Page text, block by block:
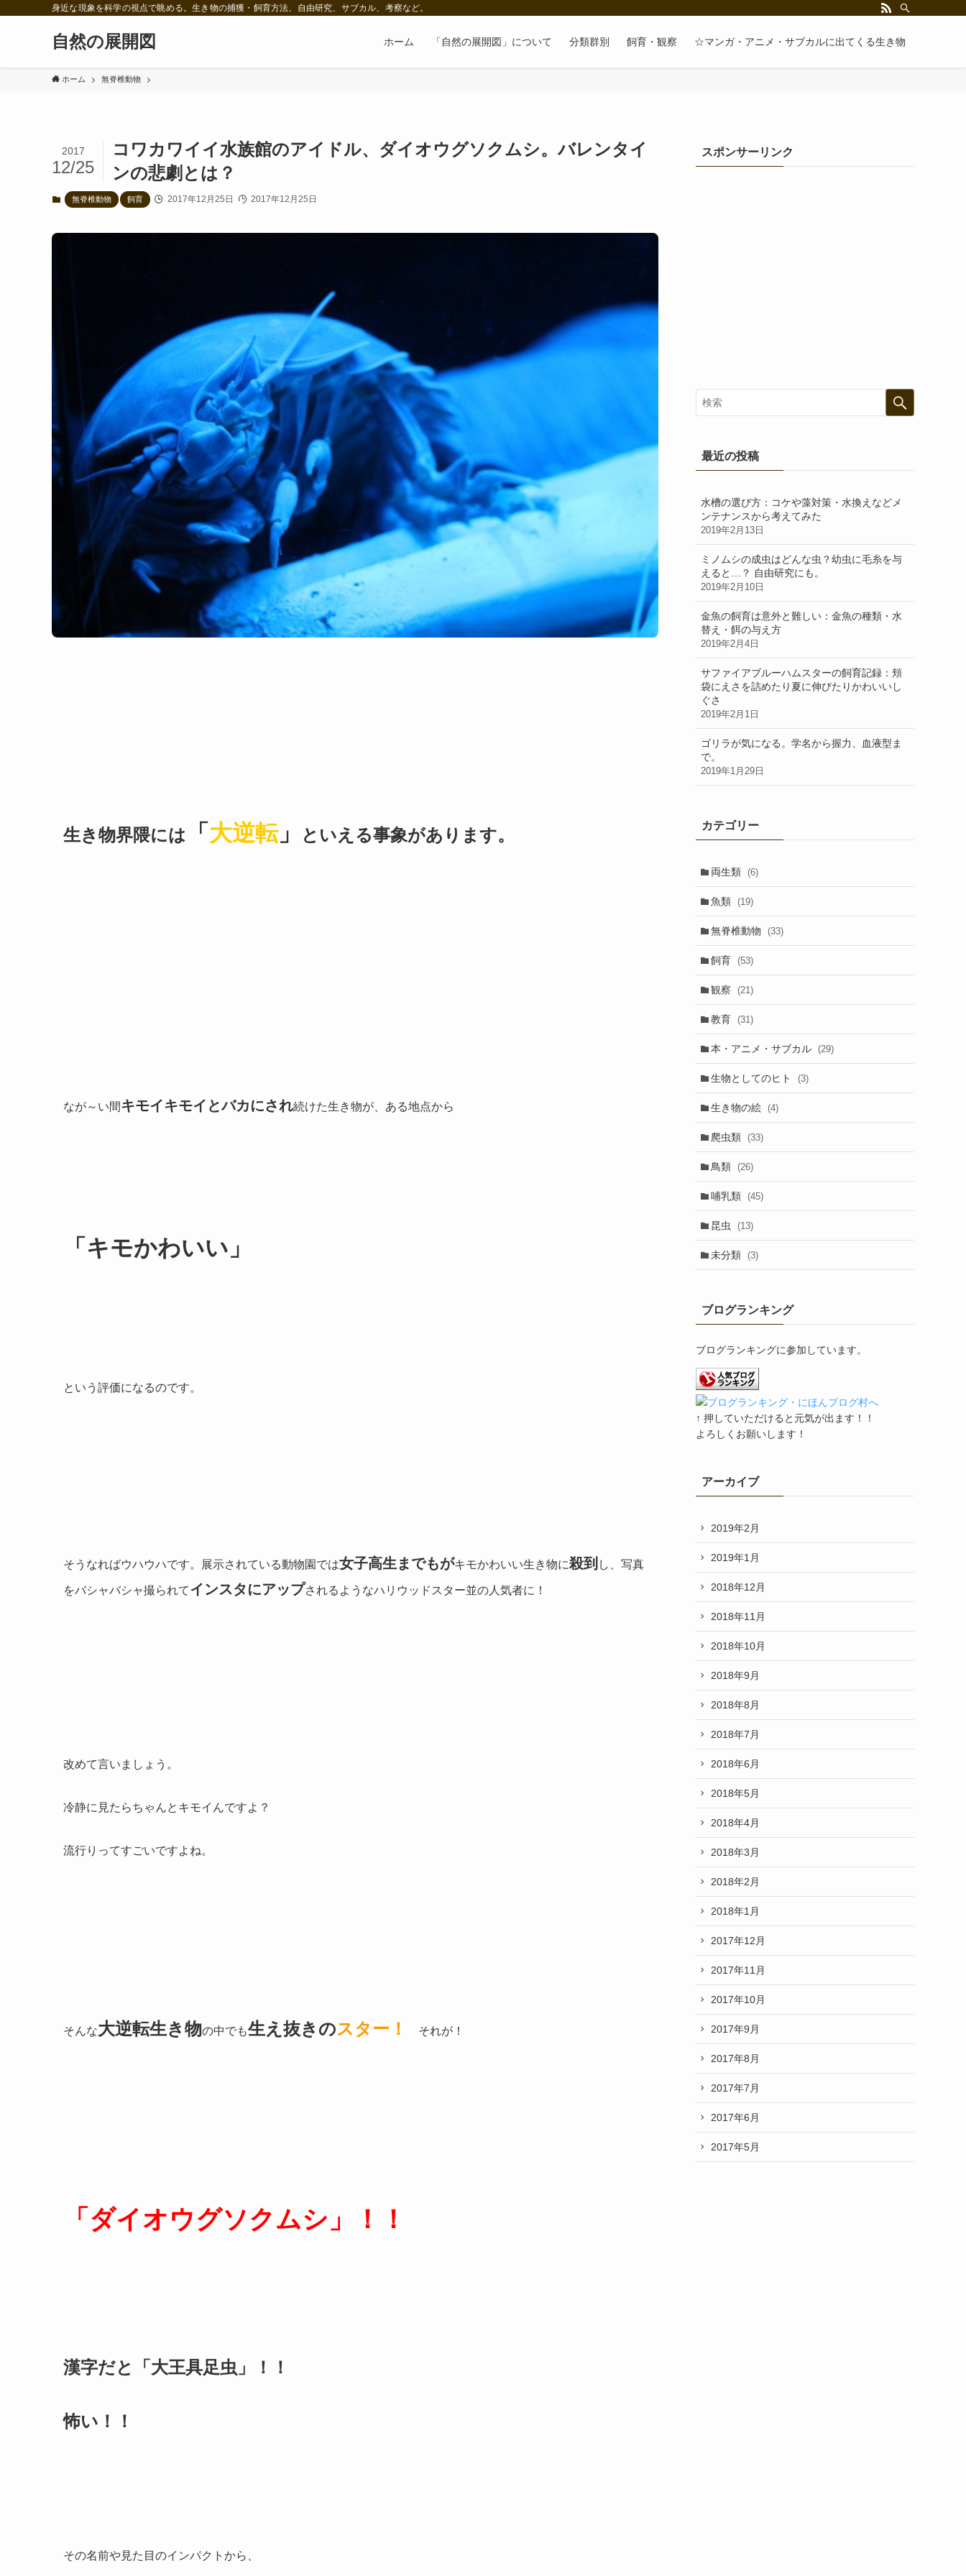
身近な現象を科学の視点で眺める。生き物の捕獲・飼育方法、自由研究、サブカル、考察など。
自然の展開図 ホーム 「自然の展開図」について 分類群別 飼育・観察 ☆マンガ・アニメ・サブカルに出てくる生き物
ホーム 無脊椎動物
コワカワイイ水族館のアイドル、ダイオウグソクムシ。バレンタイ
ンの悲劇とは？
2017
12/25
無脊椎動物 飼育 2017年12月25日 2017年12月25日
生き物界隈には 「大逆転」 といえる事象があります。
なが～い間 キモイキモイとバカにされ続けた生き物が、ある地点から
「キモかわいい」
という評価になるのです。
そうなればウハウハです。展示されている動物園では女子高生までもがキモかわいい生き物に殺到 し、写真
をバシャバシャ撮られてインスタにアップされるようなハリウッドスター並の人気者に！
改めて言いましょう。
冷静に見たらちゃんとキモイんですよ？
流行りってすごいですよね。
そんな大逆転生き物の中でも生え抜きのスター！ それが！
「ダイオウグソクムシ」！！
漢字だと「大王具足虫」！！
怖い！！
その名前や見た目のインパクトから、
スポンサーリンク
最近の投稿
水槽の選び方：コケや藻対策・水換えなどメ
ンテナンスから考えてみた
2019年2月13日
ミノムシの成虫はどんな虫？幼虫に毛糸を与
えると…？ 自由研究にも。
2019年2月10日
金魚の飼育は意外と難しい：金魚の種類・水
替え・餌の与え方
2019年2月4日
サファイアブルーハムスターの飼育記録：頬
袋にえさを詰めたり夏に伸びたりかわいいし
ぐさ
2019年2月1日
ゴリラが気になる。学名から握力、血液型ま
で。
2019年1月29日
カテゴリー
両生類 (6)
魚類 (19)
無脊椎動物 (33)
飼育 (53)
観察 (21)
教育 (31)
本・アニメ・サブカル (29)
生物としてのヒト (3)
生き物の絵 (4)
爬虫類 (33)
鳥類 (26)
哺乳類 (45)
昆虫 (13)
未分類 (3)
ブログランキング
ブログランキングに参加しています。
↑ 押していただけると元気が出ます！！
よろしくお願いします！
アーカイブ
2019年2月
2019年1月
2018年12月
2018年11月
2018年10月
2018年9月
2018年8月
2018年7月
2018年6月
2018年5月
2018年4月
2018年3月
2018年2月
2018年1月
2017年12月
2017年11月
2017年10月
2017年9月
2017年8月
2017年7月
2017年6月
2017年5月